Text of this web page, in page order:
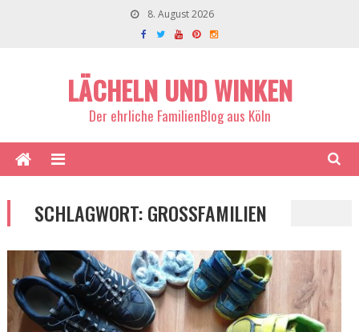
8. August 2026
LÄCHELN UND WINKEN
Der ehrliche FamilienBlog aus Köln
SCHLAGWORT:GROSSFAMILIEN